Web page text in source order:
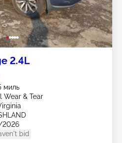
2.4L
миль
Wear & Tear
bid